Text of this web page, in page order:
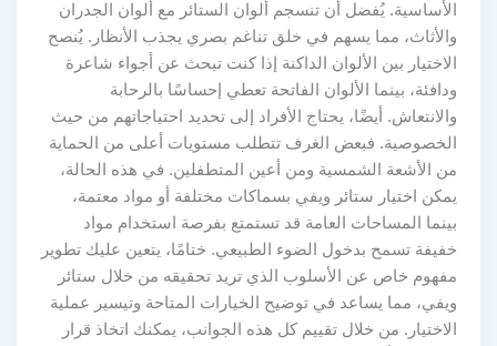
الأساسية. يُفضل أن تنسجم ألوان الستائر مع ألوان الجدران
والأثاث، مما يسهم في خلق تناغم بصري يجذب الأنظار. يُنصح
الاختيار بين الألوان الداكنة إذا كنت تبحث عن أجواء شاعرة
ودافئة، بينما الألوان الفاتحة تعطي إحساسًا بالرحابة
والانتعاش. أيضًا، يحتاج الأفراد إلى تحديد احتياجاتهم من حيث
الخصوصية. فبعض الغرف تتطلب مستويات أعلى من الحماية
من الأشعة الشمسية ومن أعين المتطفلين. في هذه الحالة،
يمكن اختيار ستائر ويفي بسماكات مختلفة أو مواد معتمة،
بينما المساحات العامة قد تستمتع بفرصة استخدام مواد
خفيفة تسمح بدخول الضوء الطبيعي. ختامًا، يتعين عليك تطوير
مفهوم خاص عن الأسلوب الذي تريد تحقيقه من خلال ستائر
ويفي، مما يساعد في توضيح الخيارات المتاحة وتيسير عملية
الاختيار. من خلال تقييم كل هذه الجوانب، يمكنك اتخاذ قرار